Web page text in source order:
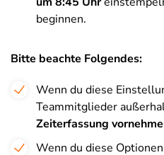
beginnen.
Bitte beachte Folgendes:
Wenn du diese
Teammitglieder
Zeiterfassung
Wenn du diese